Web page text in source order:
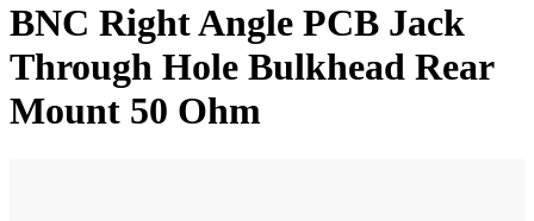
BNC Right Angle PCB Jack
Through Hole Bulkhead Rear
Mount 50 Ohm